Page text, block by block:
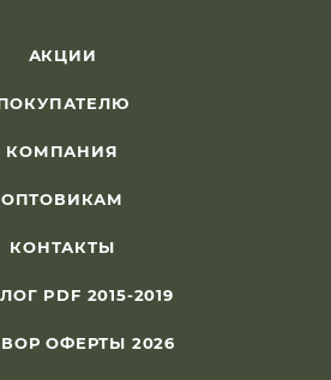
АКЦИИ
КОМПАНИЯ
ОПТОВИКАМ
КОНТАКТЫ
PDF 2015-2019
ОФЕРТЫ 2026